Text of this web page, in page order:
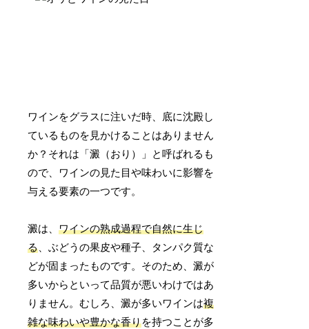
ワインをグラスに注いだ時、底に沈殿し
ているものを見かけることはありません
か？それは「澱（おり）」と呼ばれるも
ので、ワインの見た目や味わいに影響を
与える要素の一つです。
澱は、ワインの熟成過程で自然に生じ
る 、ぶどうの果皮や種子、タンパク質な
どが固まったものです。そのため、澱が
多いからといって品質が悪いわけではあ
りません。むしろ、澱が多いワインは複
雑な味わいや豊かな香りを持つことが多